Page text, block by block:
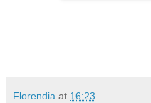
Florendia at 16:23